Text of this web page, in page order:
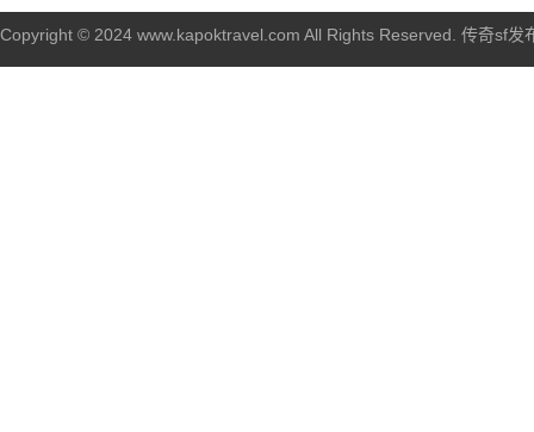
Copyright © 2024 www.kapoktravel.com All Rights Reserved. 传奇sf发